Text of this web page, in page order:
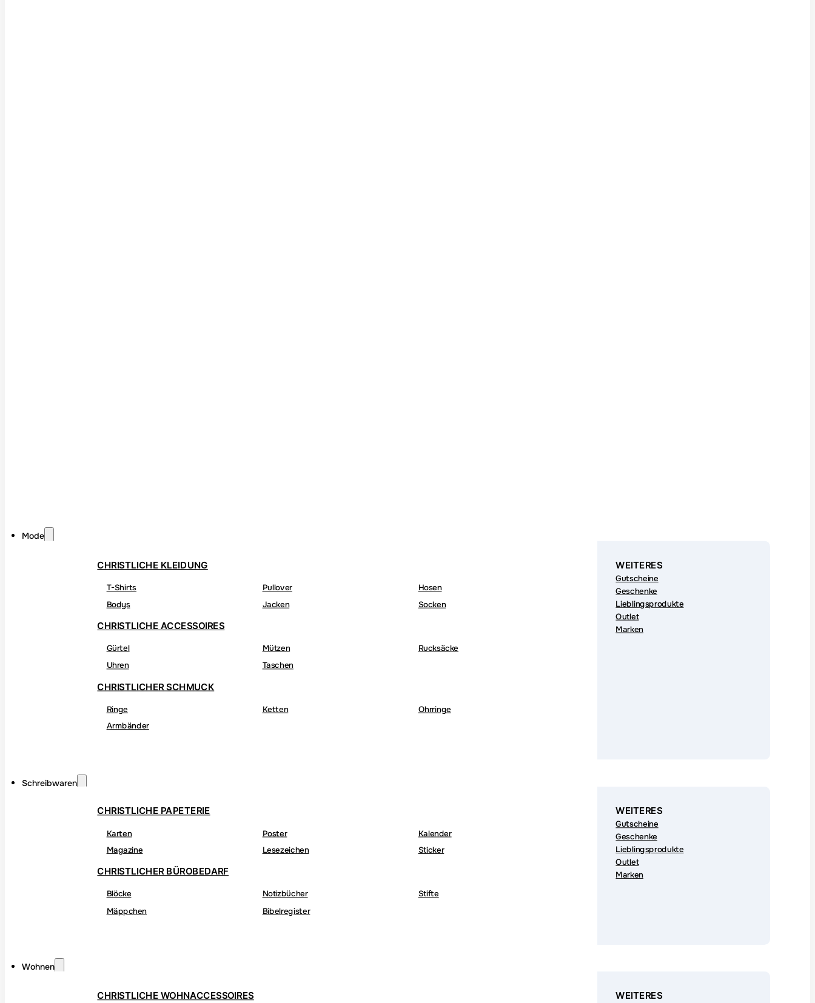
Mode
CHRISTLICHE KLEIDUNG
T-Shirts Pullover
Hosen
Bodys
Jacken Socken
CHRISTLICHE ACCESSOIRES
Gürtel Mützen
Rucksäcke
Uhren
Taschen
CHRISTLICHER SCHMUCK
Ringe Ketten
Ohrringe
Armbänder
WEITERES
Gutscheine
Geschenke
Lieblingsprodukte
Outlet
Marken
Schreibwaren
CHRISTLICHE PAPETERIE
Karten Poster
Kalender
Magazine
Lesezeichen Sticker
CHRISTLICHER BÜROBEDARF
Blöcke Notizbücher
Stifte
Mäppchen
Bibelregister
WEITERES
Gutscheine
Geschenke
Lieblingsprodukte
Outlet
Marken
Wohnen
CHRISTLICHE WOHNACCESSOIRES WEITERES